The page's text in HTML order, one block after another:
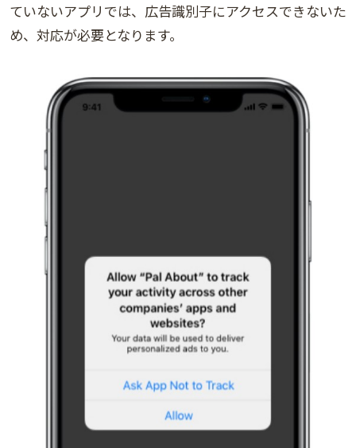
ていないアプリでは、広告識別子にアクセスできないた
め、対応が必要となります。